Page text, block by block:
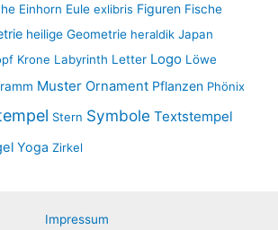
Einhorn Eule exlibris Figuren Fische
heilige Geometrie heraldik Japan
Krone Labyrinth Letter Logo Löwe
Muster Ornament Pflanzen Phönix
Stern Symbole Textstempel
Yoga Zirkel
Impressum